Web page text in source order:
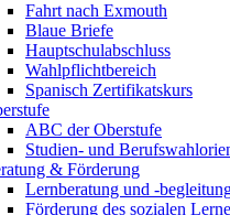
Fahrt nach Exmouth
Blaue Briefe
Hauptschulabschluss
Wahlpflichtbereich
Spanisch Zertifikatskurs
ABC der Oberstufe
Studien- und
& Förderung
Lernberatung und -
Förderung des sozialen